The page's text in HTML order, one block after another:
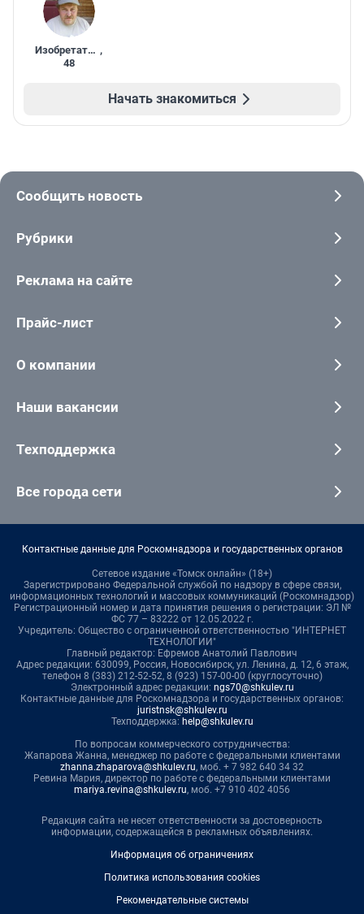
Изобретатель ,
48
Начать знакомиться
Сообщить новость
Рубрики
Реклама на сайте
Прайс-лист
О компании
Наши вакансии
Техподдержка
Все города сети
Контактные данные для Роскомнадзора и государственных органов
Сетевое издание «Томск онлайн» (18+)
Зарегистрировано Федеральной службой по надзору в сфере связи,
информационных технологий и массовых коммуникаций (Роскомнадзор)
Регистрационный номер и дата принятия решения о регистрации: ЭЛ №
ФС 77 – 83222 от 12.05.2022 г.
Учредитель: Общество с ограниченной ответственностью "ИНТЕРНЕТ
ТЕХНОЛОГИИ"
Главный редактор: Ефремов Анатолий Павлович
Адрес редакции: 630099, Россия, Новосибирск, ул. Ленина, д. 12, 6 этаж,
телефон 8 (383) 212-52-52, 8 (923) 157-00-00 (круглосуточно)
Электронный адрес редакции: ngs70@shkulev.ru
Контактные данные для Роскомнадзора и государственных органов:
juristnsk@shkulev.ru
Техподдержка: help@shkulev.ru
По вопросам коммерческого сотрудничества:
Жапарова Жанна, менеджер по работе с федеральными клиентами
zhanna.zhaparova@shkulev.ru, моб. + 7 982 640 34 32
Ревина Мария, директор по работе с федеральными клиентами
mariya.revina@shkulev.ru, моб. +7 910 402 4056
Редакция сайта не несет ответственности за достоверность
информации, содержащейся в рекламных объявлениях.
Информация об ограничениях
Политика использования cookies
Рекомендательные системы